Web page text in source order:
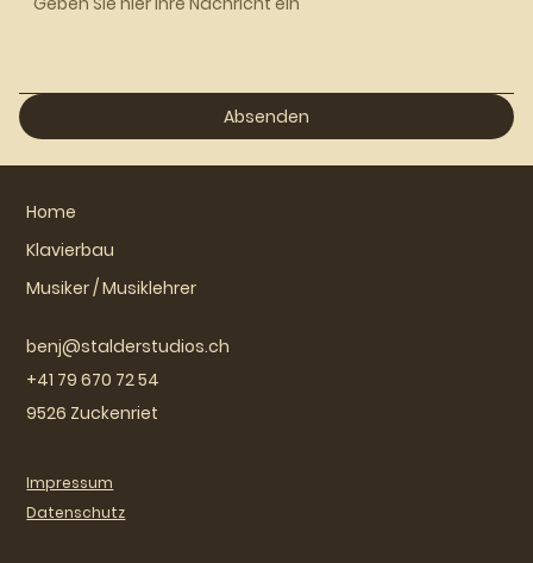
Absenden
Home
Klavierbau
Musiker / Musiklehrer
benj@stalderstudios.ch
+41 79 670 72 54
9526 Zuckenriet
Impressum
Datenschutz